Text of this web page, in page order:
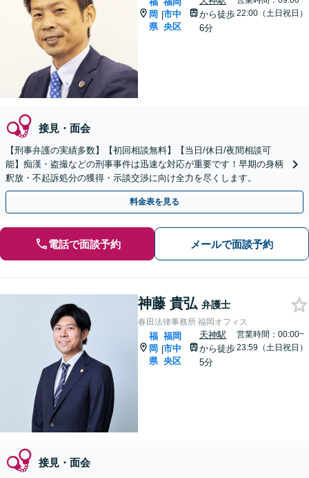
岡
県
|市中
央区
から徒歩
6分
22:00（土日祝日）
接見・面会
【刑事弁護の実績多数】【初回相談無料】【当日/休日/夜間相談可
能】痴漢・盗撮などの刑事事件は迅速な対応が重要です！早期の身柄
釈放・不起訴処分の獲得・示談交渉に向け全力を尽くします。
料金表を見る
電話で面談予約 メールで面談予約
神藤 貴弘 弁護士
春田法律事務所 福岡オフィス
福
岡
県
|
福岡
市中
央区
天神駅
から徒歩
5分
営業時間：00:00~
23:59（土日祝日）
接見・面会